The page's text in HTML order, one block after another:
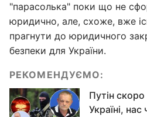
"парасолька" поки що не
юридично, але, схоже, вже
прагнути до юридичного
безпеки для України.
РЕКОМЕНДУЄМО:
Путін
Україні, нас